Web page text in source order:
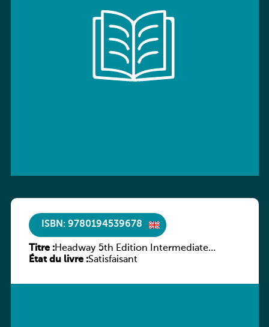
ISBN: 9780194539678
Titre :Headway 5th Edition Intermediate
Workbook without key
État du livre :Satisfaisant